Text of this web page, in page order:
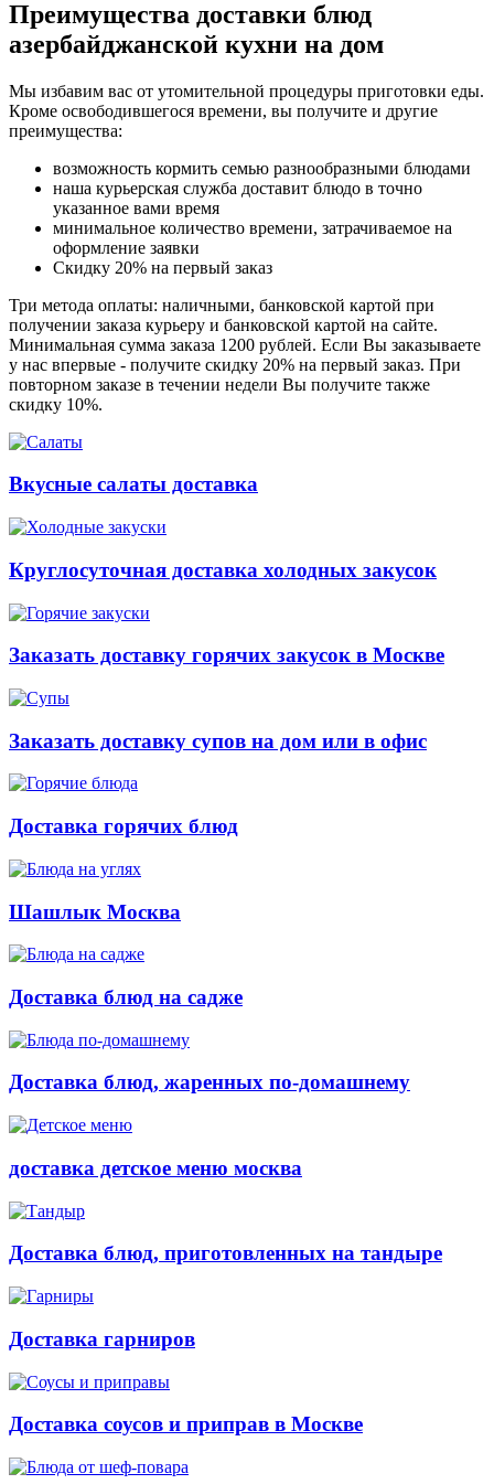
Преимущества доставки блюд
азербайджанской кухни на дом
Мы избавим вас от утомительной процедуры приготовки еды.
Кроме освободившегося времени, вы получите и другие
преимущества:
возможность кормить семью разнообразными блюдами
наша курьерская служба доставит блюдо в точно
указанное вами время
минимальное количество времени, затрачиваемое на
оформление заявки
Скидку 20% на первый заказ
Три метода оплаты: наличными, банковской картой при
получении заказа курьеру и банковской картой на сайте.
Минимальная сумма заказа 1200 рублей. Если Вы заказываете
у нас впервые - получите скидку 20% на первый заказ. При
повторном заказе в течении недели Вы получите также
скидку 10%.
Вкусные салаты доставка
Круглосуточная доставка холодных закусок
Заказать доставку горячих закусок в Москве
Заказать доставку супов на дом или в офис
Доставка горячих блюд
Шашлык Москва
Доставка блюд на садже
Доставка блюд, жаренных по-домашнему
доставка детское меню москва
Доставка блюд, приготовленных на тандыре
Доставка гарниров
Доставка соусов и приправ в Москве